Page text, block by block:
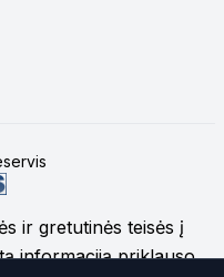
ir gretutinės teisės į
informaciją priklauso